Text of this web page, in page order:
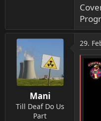
Mani
Till Deaf Do Us
Part
29.